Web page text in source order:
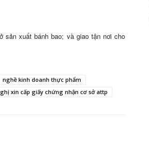
sản xuất bánh bao; và giao tận nơi cho
nghề kinh doanh thực phẩm
xin cấp giấy chứng nhận cơ sở attp